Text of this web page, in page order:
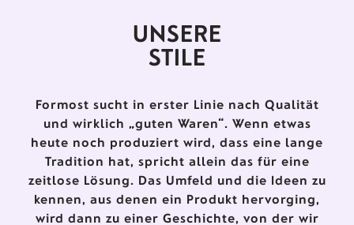
UNSERE
STILE
Formost sucht in erster Linie nach Qualität
und wirklich „guten Waren“. Wenn etwas
heute noch produziert wird, dass eine lange
Tradition hat, spricht allein das für eine
zeitlose Lösung. Das Umfeld und die Ideen zu
kennen, aus denen ein Produkt hervorging,
wird dann zu einer Geschichte, von der wir